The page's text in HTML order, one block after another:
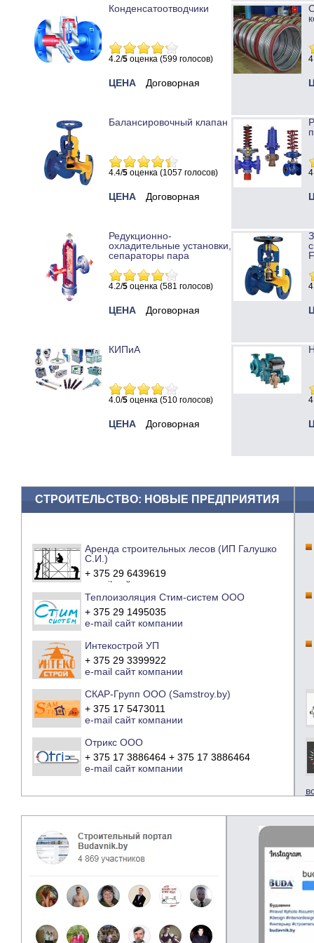
Конденсатоотводчики
4.2/5 оценка (599 голосов)
ЦЕНА Договорная
Балансировочный клапан
4.4/5 оценка (1057 голосов)
ЦЕНА Договорная
Редукционно-
охладительные установки,
сепараторы пара
4.2/5 оценка (581 голосов)
ЦЕНА Договорная
КИПиА
4.0/5 оценка (510 голосов)
ЦЕНА Договорная
СТРОИТЕЛЬСТВО: НОВЫЕ ПРЕДПРИЯТИЯ
Аренда строительных лесов (ИП Галушко
С.И.)
+ 375 29 6439619
e-mail
сайт компании
Теплоизоляция Стим-систем ООО
+ 375 29 1495035
e-mail сайт компании
Интекострой УП
+ 375 29 3399922
e-mail сайт компании
СКАР-Групп ООО (Samstroy.by)
+ 375 17 5473011
e-mail сайт компании
Отрикс ООО
+ 375 17 3886464 + 375 17 3886464
e-mail сайт компании